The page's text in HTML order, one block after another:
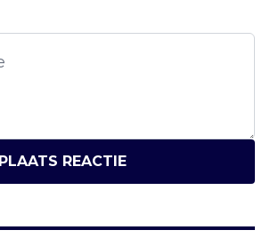
PLAATS REACTIE